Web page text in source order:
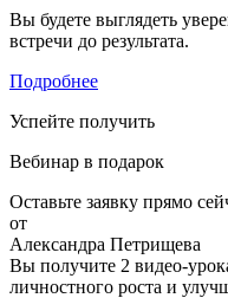
Вы будете выглядеть
встречи до результата.
Подробнее
Успейте получить
Вебинар в подарок
Оставьте заявку прямо
от
Александра Петрищева
Вы получите 2 видео-
личностного роста и